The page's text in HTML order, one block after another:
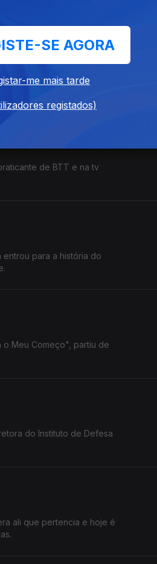
30 desta instituição.
de BTT e na tv
para a história do
o Meu Começo", partiu de
do Instituto de Defesa
ali que pertencia e hoje é
SE AGORA
me mais tarde
registados)